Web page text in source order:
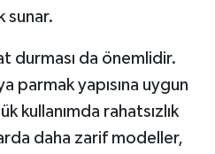
sunar.
durması da önemlidir.
parmak yapısına uygun
kullanımda rahatsızlık
daha zarif modeller,